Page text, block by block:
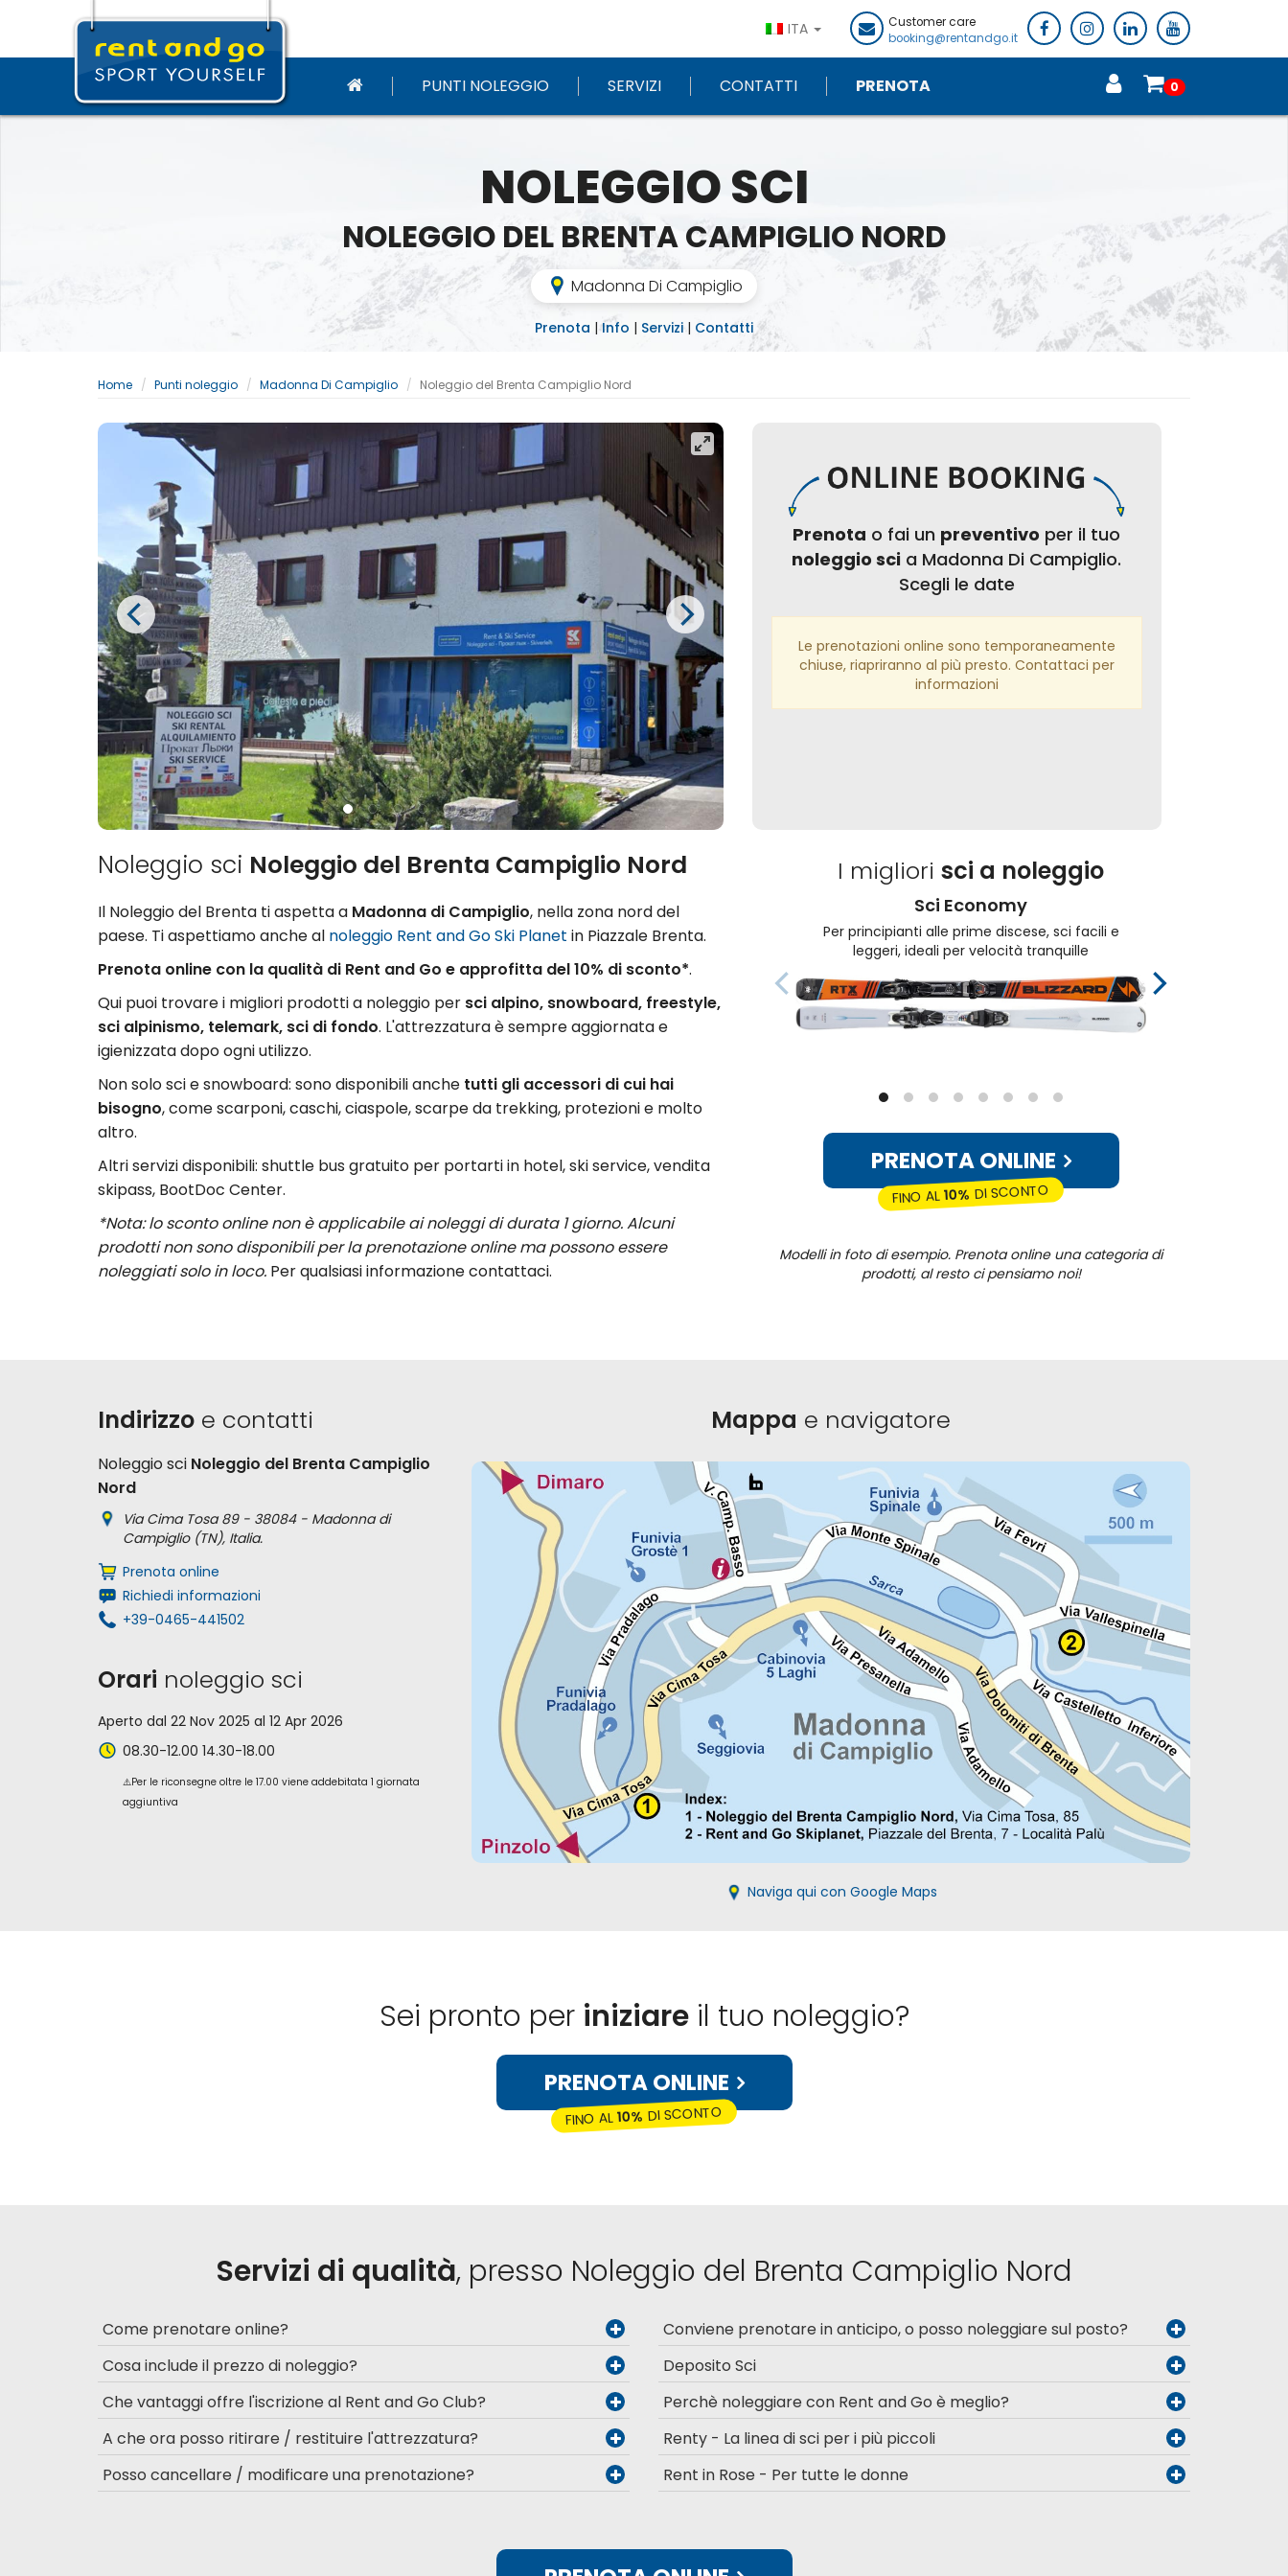
ITA
Customer care
booking@rentandgo.it
PUNTI NOLEGGIO SERVIZI CONTATTI PRENOTA 0
NOLEGGIO SCI
NOLEGGIO DEL BRENTA CAMPIGLIO NORD
Madonna Di Campiglio
Prenota |Info | Servizi | Contatti
Home Punti noleggio Madonna Di Campiglio Noleggio del Brenta Campiglio Nord
Prenota o fai un preventivo per il tuo
noleggio sci a Madonna Di Campiglio.
Scegli le date
Le prenotazioni online sono temporaneamente
chiuse, riapriranno al più presto. Contattaci per
informazioni
Noleggio sci Noleggio del Brenta Campiglio Nord
Il Noleggio del Brenta ti aspetta a Madonna di Campiglio, nella zona nord del
paese. Ti aspettiamo anche al noleggio Rent and Go Ski Planet in Piazzale Brenta.
Prenota online con la qualità di Rent and Go e approfitta del 10% di sconto*.
Qui puoi trovare i migliori prodotti a noleggio per sci alpino, snowboard, freestyle,
sci alpinismo, telemark, sci di fondo. L'attrezzatura è sempre aggiornata e
igienizzata dopo ogni utilizzo.
Non solo sci e snowboard: sono disponibili anche tutti gli accessori di cui hai
bisogno, come scarponi, caschi, ciaspole, scarpe da trekking, protezioni e molto
altro.
Altri servizi disponibili: shuttle bus gratuito per portarti in hotel, ski service, vendita
skipass, BootDoc Center.
*Nota: lo sconto online non è applicabile ai noleggi di durata 1 giorno. Alcuni
prodotti non sono disponibili per la prenotazione online ma possono essere
noleggiati solo in loco. Per qualsiasi informazione contattaci.
I migliorisci a noleggio
Sci Economy
Per principianti alle prime discese, sci facili e
leggeri, ideali per velocità tranquille
PRENOTA ONLINE
FINO AL10% DI SCONTO
Modelli in foto di esempio. Prenota online una categoria di
prodotti, al resto ci pensiamo noi!
Indirizzo e contatti
Noleggio sci Noleggio del Brenta Campiglio
Nord
Via Cima Tosa 89 - 38084 - Madonna di
Campiglio (TN), Italia.
Prenota online
Richiedi informazioni
+39-0465-441502
Orari noleggio sci
Aperto dal 22 Nov 2025 al 12 Apr 2026
08.30-12.00 14.30-18.00
⚠️Per le riconsegne oltre le 17.00 viene addebitata 1 giornata
aggiuntiva
Mappa e navigatore
Naviga qui con Google Maps
Sei pronto per iniziareil tuo noleggio?
PRENOTA ONLINE
FINO AL10% DI SCONTO
Servizi di qualità, presso Noleggio del Brenta Campiglio Nord
Come prenotare online?
Cosa include il prezzo di noleggio?
Che vantaggi offre l'iscrizione al Rent and Go Club?
A che ora posso ritirare / restituire l'attrezzatura?
Posso cancellare / modificare una prenotazione?
Conviene prenotare in anticipo, o posso noleggiare sul posto?
Deposito Sci
Perchè noleggiare con Rent and Go è meglio?
Renty - La linea di sci per i più piccoli
Rent in Rose - Per tutte le donne